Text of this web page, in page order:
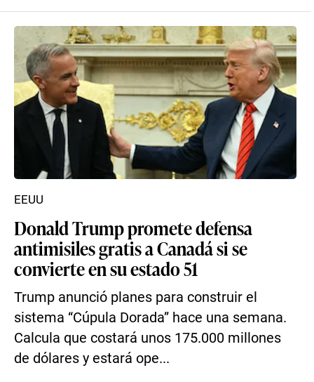
Donald Trump promete defensa
antimisiles gratis a Canadá si se
convierte en su estado 51
Trump anunció planes para construir el
sistema “Cúpula Dorada” hace una semana.
Calcula que costará unos 175.000 millones
de dólares y estará ope...
EEUU